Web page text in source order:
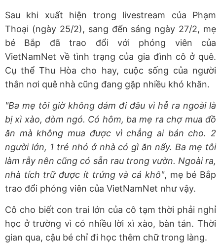
Sau khi xuất hiện trong livestream của Phạm
Thoại (ngày 25/2), sang đến sáng ngày 27/2, mẹ
bé Bắp đã trao đổi với phóng viên của
VietNamNet về tình trạng của gia đình cô ở quê.
Cụ thể Thu Hòa cho hay, cuộc sống của người
thân nơi quê nhà cũng đang gặp nhiều khó khăn.
"Ba mẹ tôi giờ không dám đi đâu vì hễ ra ngoài là
bị xì xào, dòm ngó. Có hôm, ba mẹ ra chợ mua đồ
ăn mà không mua được vì chẳng ai bán cho. 2
người lớn, 1 trẻ nhỏ ở nhà có gì ăn nấy. Ba mẹ tôi
làm rẫy nên cũng có sẵn rau trong vườn. Ngoài ra,
nhà tích trữ được ít trứng và cá khô", mẹ bé Bắp
trao đổi phóng viên của VietNamNet như vậy.
Cô cho biết con trai lớn của cô tạm thời phải nghỉ
học ở trường vì có nhiều lời xì xào, bàn tán. Thời
gian qua, cậu bé chỉ đi học thêm chữ trong làng.